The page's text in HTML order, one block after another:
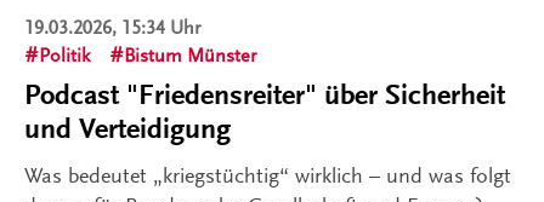
19.03.2026, 15:34 Uhr
Politik
Bistum Münster
Podcast "Friedensreiter" über Sicherheit
und Verteidigung
Was bedeutet „kriegstüchtig“ wirklich – und was folgt